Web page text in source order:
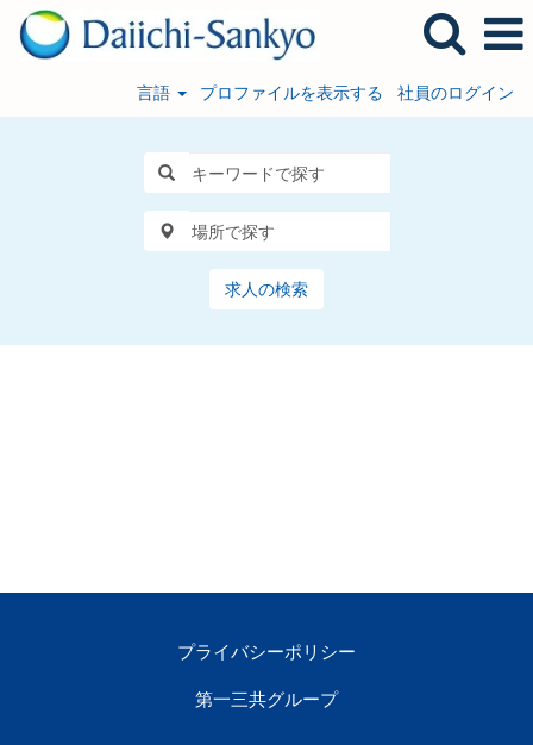
言語 プロファイルを表示する 社員のログイン
求人の検索
プライバシーポリシー
第一三共グループ